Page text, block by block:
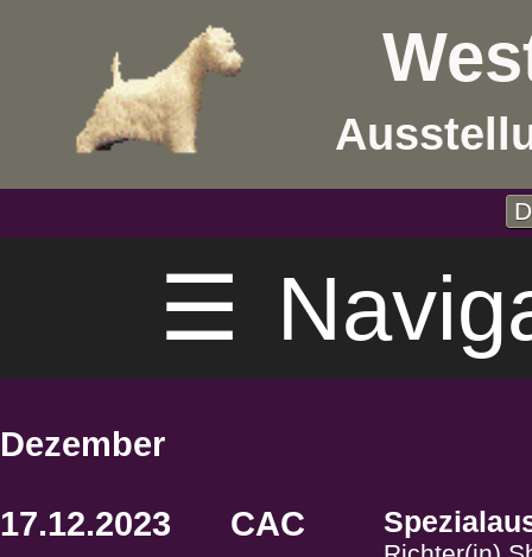
☰
Dezember
17.12.2023 CAC